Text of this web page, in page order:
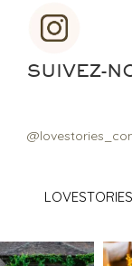
SUIVEZ-